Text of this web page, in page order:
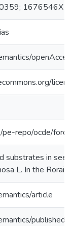
1676546X
pe-repo/ocde/
substrates in
L. In the
article